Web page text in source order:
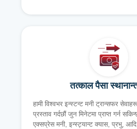
तत्काल पैसा
हामी विश्वभर इन्स्टन्ट मनी ट्रान्सफर
प्रस्ताव गर्दछौं जुन मिनेटमा प्राप्त गर्न
एक्सप्रेस मनी, इन्स्ट्यान्ट क्यास, प्रभु,